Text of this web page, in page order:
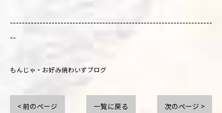
--------------------------------------------------------------------
--
もんじゃ・お好み焼わいずブログ
< 前のページ 一覧に戻る 次のページ >